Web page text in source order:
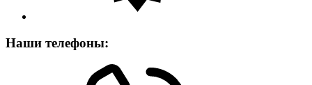
Наши телефоны: